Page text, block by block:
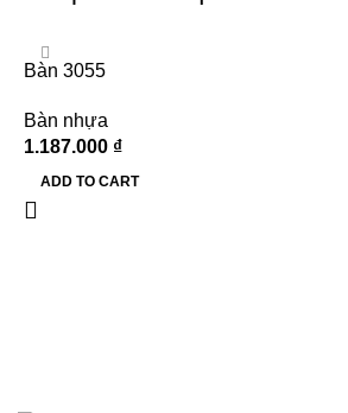
Bàn 3055
Bàn nhựa
1.187.000 ₫
ADD TO CART